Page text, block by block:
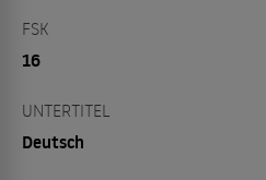
FSK
16
UNTERTITEL
Deutsch